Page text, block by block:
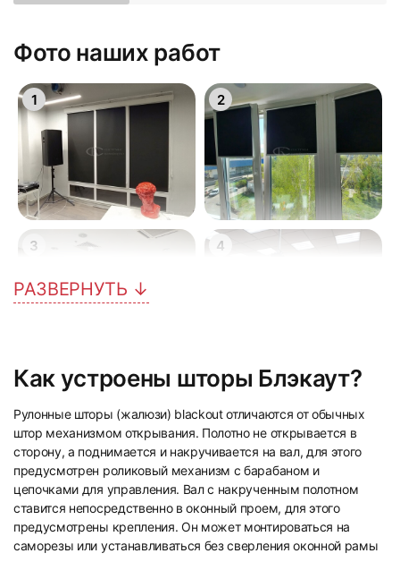
Фото наших работ
1 2
3 4
5 6
7 8
РАЗВЕРНУТЬ ↓
Как устроены шторы Блэкаут?
Рулонные шторы (жалюзи) blackout отличаются от обычных
штор механизмом открывания. Полотно не открывается в
сторону, а поднимается и накручивается на вал, для этого
предусмотрен роликовый механизм с барабаном и
цепочками для управления. Вал с накрученным полотном
ставится непосредственно в оконный проем, для этого
предусмотрены крепления. Он может монтироваться на
саморезы или устанавливаться без сверления оконной рамы